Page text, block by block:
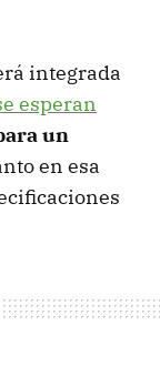
integrada
esperan
un
en esa